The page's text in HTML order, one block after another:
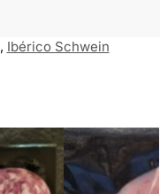
, Ibérico Schwein